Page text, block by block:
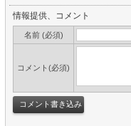
情報提供、コメント
名前 (必須)
コメント(必須)